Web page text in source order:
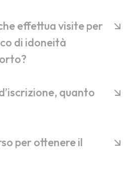
effettua visite per
di idoneità
quanto
per ottenere il